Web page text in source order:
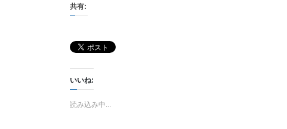
共有:
いいね:
読み込み中...